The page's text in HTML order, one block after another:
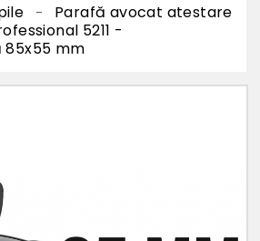
Parafă avocat atestare
5211 -
mm